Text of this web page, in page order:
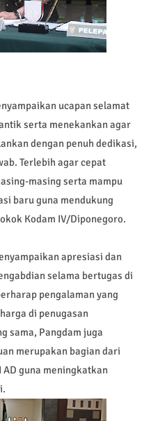
ucapan selamat
serta menekankan agar
dengan penuh dedikasi,
Terlebih agar cepat
masing serta mampu
baru guna mendukung
Kodam IV/Diponegoro.
apresiasi dan
selama bertugas di
pengalaman yang
di penugasan
sama, Pangdam juga
merupakan bagian dari
guna meningkatkan